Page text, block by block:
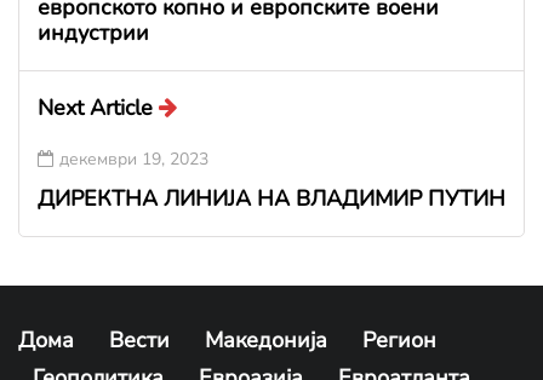
европското копно и европските воени
индустрии
Next Article
декември 19, 2023
ДИРЕКТНА ЛИНИЈА НА ВЛАДИМИР ПУТИН
Дома Вести Македонија
Регион